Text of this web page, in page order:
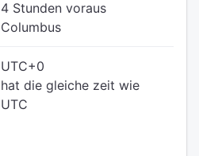
4 Stunden voraus
Columbus
UTC+0
hat die gleiche zeit wie
UTC